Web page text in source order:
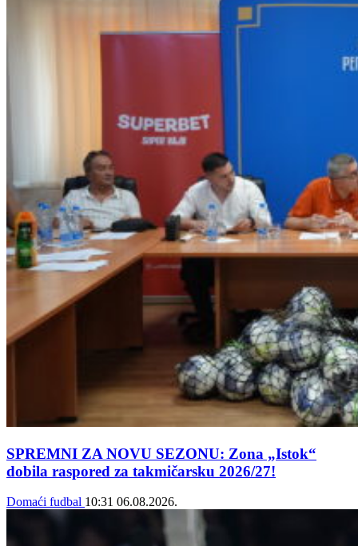
SPREMNI ZA NOVU SEZONU: Zona „Istok“
dobila raspored za takmičarsku 2026/27!
Domaći fudbal 10:31 06.08.2026.